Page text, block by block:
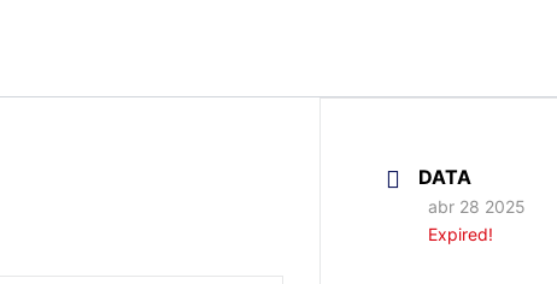
DATA
abr 28 2025
Expired!